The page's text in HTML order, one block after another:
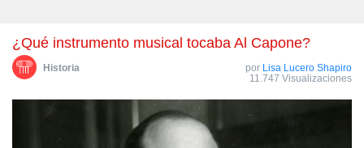
¿Qué instrumento musical tocaba Al Capone?
Historia por Lisa Lucero Shapiro
11.747 Visualizaciones